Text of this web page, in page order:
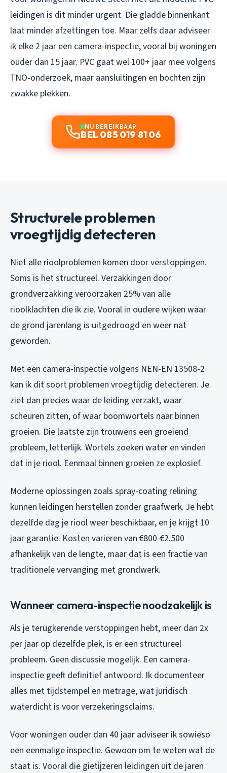
leidingen is dit minder urgent. Die gladde binnenkant
laat minder afzettingen toe. Maar zelfs daar adviseer
ik elke 2 jaar een camera-inspectie, vooral bij woningen
ouder dan 15 jaar. PVC gaat wel 100+ jaar mee volgens
TNO-onderzoek, maar aansluitingen en bochten zijn
zwakke plekken.
NU BEREIKBAAR
BEL 085 019 81 06
Structurele problemen
vroegtijdig detecteren
Niet alle rioolproblemen komen door verstoppingen.
Soms is het structureel. Verzakkingen door
grondverzakking veroorzaken 25% van alle
rioolklachten die ik zie. Vooral in oudere wijken waar
de grond jarenlang is uitgedroogd en weer nat
geworden.
Met een camera-inspectie volgens NEN-EN 13508-2
kan ik dit soort problemen vroegtijdig detecteren. Je
ziet dan precies waar de leiding verzakt, waar
scheuren zitten, of waar boomwortels naar binnen
groeien. Die laatste zijn trouwens een groeiend
probleem, letterlijk. Wortels zoeken water en vinden
dat in je riool. Eenmaal binnen groeien ze explosief.
Moderne oplossingen zoals spray-coating relining
kunnen leidingen herstellen zonder graafwerk. Je hebt
dezelfde dag je riool weer beschikbaar, en je krijgt 10
jaar garantie. Kosten variëren van €800-€2.500
afhankelijk van de lengte, maar dat is een fractie van
traditionele vervanging met grondwerk.
Wanneer camera-inspectie noodzakelijk is
Als je terugkerende verstoppingen hebt, meer dan 2x
per jaar op dezelfde plek, is er een structureel
probleem. Geen discussie mogelijk. Een camera-
inspectie geeft definitief antwoord. Ik documenteer
alles met tijdstempel en metrage, wat juridisch
waterdicht is voor verzekeringsclaims.
Voor woningen ouder dan 40 jaar adviseer ik sowieso
een eenmalige inspectie. Gewoon om te weten wat de
staat is. Vooral die gietijzeren leidingen uit de jaren